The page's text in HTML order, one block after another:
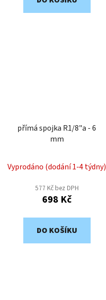
přímá spojka R1/8"a - 6
mm
Vyprodáno (dodání 1-4 týdny)
577 Kč bez DPH
698 Kč
DO KOŠÍKU